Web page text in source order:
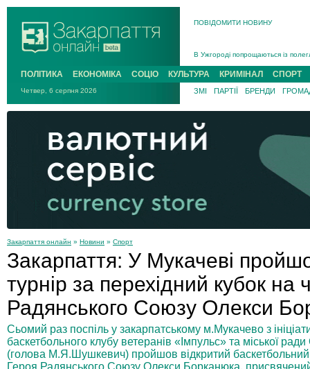
ПОВІДОМИТИ НОВИНУ
В Ужгороді попрощаються із
В Ужгороді 5 серпня
Підтвердили загибель
На війні з рф поліг військовий з
На Хустщині внаслідок ДТП за
Інструктора районного ТЦК на
ПОЛІТИКА ЕКОНОМІКА СОЦІО КУЛЬТУРА КРИМІНАЛ СПОРТ
Четвер, 6 серпня 2026 ЗМІ ПАРТІЇ БРЕНДИ
Закарпаття онлайн » Новини » Спорт
Закарпаття: У Мукачеві
турнір за перехідний кубок на
Радянського Союзу Олекси
Сьомий раз поспіль у закарпатському м.Мукачево з
баскетбольного клубу ветеранів «Імпульс» та міської ради
(голова М.Я.Шушкевич) пройшов відкритий баскетбольний
Героя Радянського Союзу Олекси Борканюка,